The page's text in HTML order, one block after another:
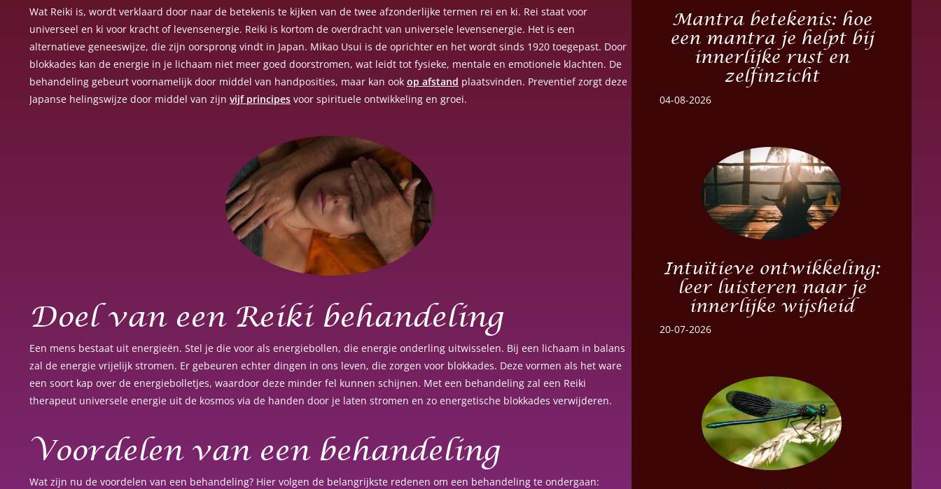
Wat Reiki is, wordt verklaard door naar de betekenis te kijken van de twee afzonderlijke termen rei en ki. Rei staat voor
universeel en ki voor kracht of levensenergie. Reiki is kortom de overdracht van universele levensenergie. Het is een
alternatieve geneeswijze, die zijn oorsprong vindt in Japan. Mikao Usui is de oprichter en het wordt sinds 1920 toegepast. Door
blokkades kan de energie in je lichaam niet meer goed doorstromen, wat leidt tot fysieke, mentale en emotionele klachten. De
behandeling gebeurt voornamelijk door middel van handposities, maar kan ook op afstand plaatsvinden. Preventief zorgt deze
Japanse helingswijze door middel van zijn vijf principes voor spirituele ontwikkeling en groei.
Doel van een Reiki behandeling
Een mens bestaat uit energieën. Stel je die voor als energiebollen, die energie onderling uitwisselen. Bij een lichaam in balans
zal de energie vrijelijk stromen. Er gebeuren echter dingen in ons leven, die zorgen voor blokkades. Deze vormen als het ware
een soort kap over de energiebolletjes, waardoor deze minder fel kunnen schijnen. Met een behandeling zal een Reiki
therapeut universele energie uit de kosmos via de handen door je laten stromen en zo energetische blokkades verwijderen.
Voordelen van een behandeling
Wat zijn nu de voordelen van een behandeling? Hier volgen de belangrijkste redenen om een behandeling te ondergaan:
Mantra betekenis: hoe
een mantra je helpt bij
innerlijke rust en
zelfinzicht
04-08-2026
Intuïtieve ontwikkeling:
leer luisteren naar je
innerlijke wijsheid
20-07-2026